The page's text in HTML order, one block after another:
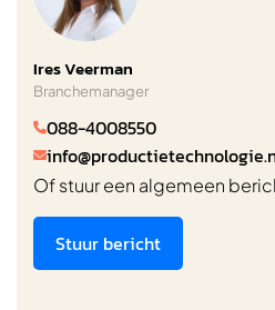
Ires Veerman
Branchemanager
088-4008550

Of stuur een algemeen
Stuur bericht